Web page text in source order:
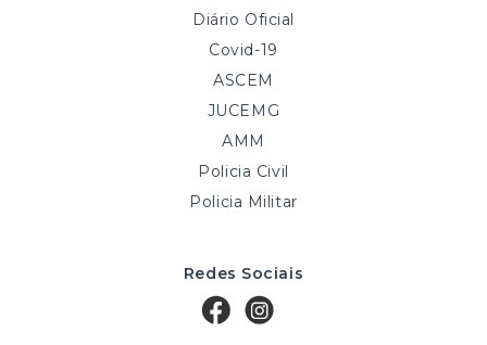
Diário Oficial
Covid-19
ASCEM
JUCEMG
AMM
Policia Civil
Policia Militar
Redes Sociais